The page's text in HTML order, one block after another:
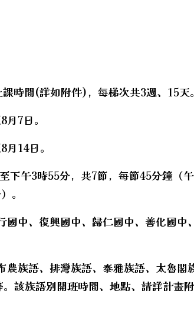
學115學年度長期代理教師甄選簡章（
時間(詳如附件)，每梯次共3週、15天。
7日。
14日。
下午3時55分，共7節，每節45分鐘（
。
國中、復興國中、歸仁國中、善化國中
農族語、排灣族語、泰雅族語、太魯閣
該族語別開班時間、地點、請詳計畫